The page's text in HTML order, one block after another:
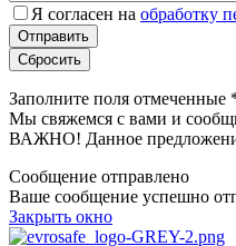
Я согласен на обработку
Заполните поля отмеченные
Мы свяжемся с вами и
ВАЖНО! Данное предложение
Сообщение отправлено
Ваше сообщение успешно
Закрыть окно